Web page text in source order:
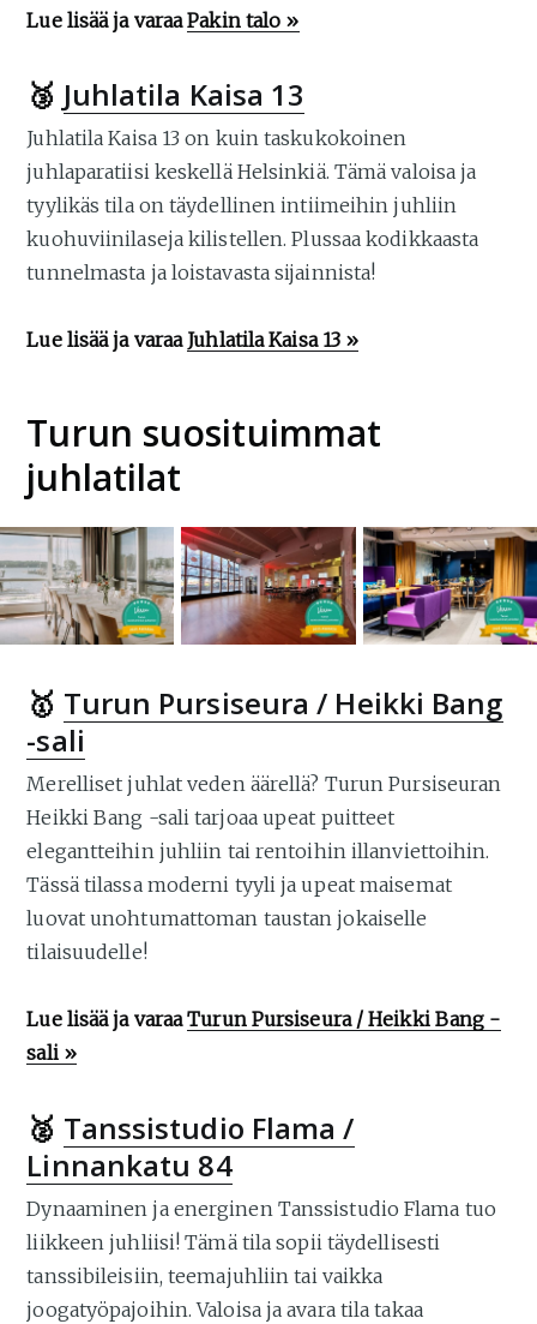
Lue lisää ja varaaPakin talo »
🥉 Juhlatila Kaisa 13
Juhlatila Kaisa 13 on kuin taskukokoinen
juhlaparatiisi keskellä Helsinkiä. Tämä valoisa ja
tyylikäs tila on täydellinen intiimeihin juhliin
kuohuviinilaseja kilistellen. Plussaa kodikkaasta
tunnelmasta ja loistavasta sijainnista!
Lue lisää ja varaa Juhlatila Kaisa 13 »
Turun suosituimmat
juhlatilat
🥇 Turun Pursiseura / Heikki Bang
-sali
Merelliset juhlat veden äärellä? Turun Pursiseuran
Heikki Bang -sali tarjoaa upeat puitteet
elegantteihin juhliin tai rentoihin illanviettoihin.
Tässä tilassa moderni tyyli ja upeat maisemat
luovat unohtumattoman taustan jokaiselle
tilaisuudelle!
Lue lisää ja varaaTurun Pursiseura / Heikki Bang -
sali »
🥈 Tanssistudio Flama /
Linnankatu 84
Dynaaminen ja energinen Tanssistudio Flama tuo
liikkeen juhliisi! Tämä tila sopii täydellisesti
tanssibileisiin, teemajuhliin tai vaikka
joogatyöpajoihin. Valoisa ja avara tila takaa